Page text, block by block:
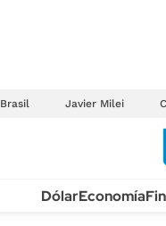
Brasil Javier Milei
DólarEconomía